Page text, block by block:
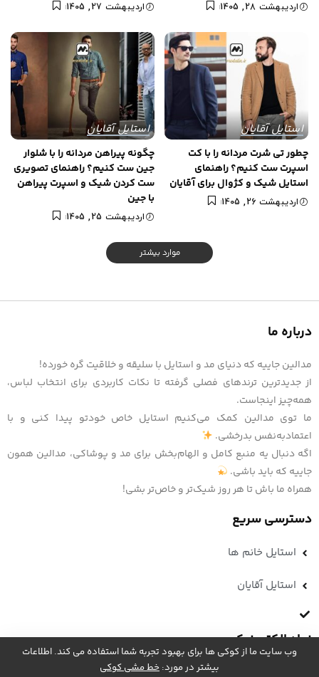
اردیبهشت 28, 1405 اردیبهشت 27, 1405
استایل آقایان
چطور تی شرت مردانه را با کت
اسپرت ست کنیم؟ راهنمای
استایل شیک و کژوال برای آقایان
اردیبهشت 26, 1405
استایل آقایان
چگونه پیراهن مردانه را با شلوار
جین ست کنیم؟ راهنمای تصویری
ست کردن شیک و اسپرت پیراهن
با جین
اردیبهشت 25, 1405
موارد بیشتر
درباره ما
مدالین جاییه که دنیای مد و استایل با سلیقه و خلاقیت گره خورده!
از جدیدترین ترندهای فصلی گرفته تا نکات کاربردی برای انتخاب لباس،
همه‌چیز اینجاست.
ما توی مدالین کمک می‌کنیم استایل خاص خودتو پیدا کنی و با
اعتمادبه‌نفس بدرخشی.
اگه دنبال یه منبع کامل و الهام‌بخش برای مد و پوشاکی، مدالین همون
جاییه که باید باشی.
همراه ما باش تا هر روز شیک‌تر و خاص‌تر بشی!
دسترسی سریع
استایل خانم ها
استایل آقایان
نماد الکترونیک
وب سایت ما از کوکی ها برای بهبود تجربه شما استفاده می کند. اطلاعات
بیشتر در مورد: خط مشی کوکی